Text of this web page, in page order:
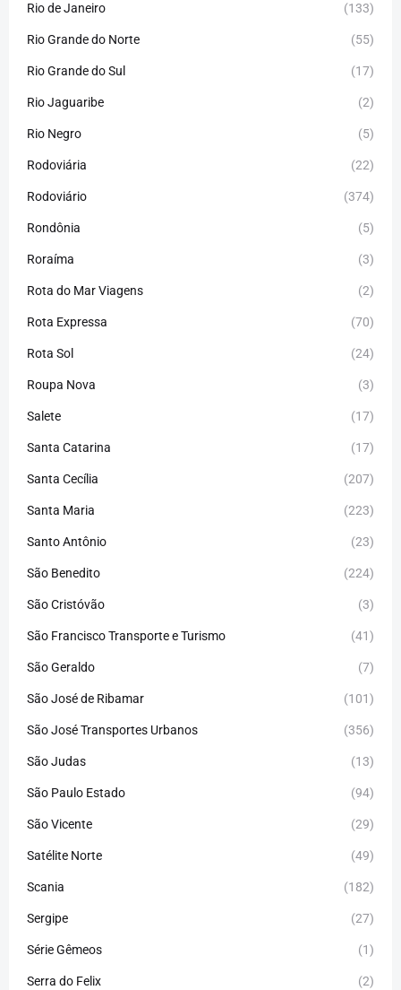
Rio de Janeiro (133)
Rio Grande do Norte (55)
Rio Grande do Sul (17)
Rio Jaguaribe (2)
Rio Negro (5)
Rodoviária (22)
Rodoviário (374)
Rondônia (5)
Roraíma (3)
Rota do Mar Viagens (2)
Rota Expressa (70)
Rota Sol (24)
Roupa Nova (3)
Salete (17)
Santa Catarina (17)
Santa Cecília (207)
Santa Maria (223)
Santo Antônio (23)
São Benedito (224)
São Cristóvão (3)
São Francisco Transporte e Turismo (41)
São Geraldo (7)
São José de Ribamar (101)
São José Transportes Urbanos (356)
São Judas (13)
São Paulo Estado (94)
São Vicente (29)
Satélite Norte (49)
Scania (182)
Sergipe (27)
Série Gêmeos (1)
Serra do Felix (2)